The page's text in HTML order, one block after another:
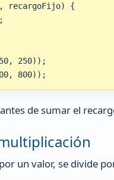
recargoFijo) {
250));
800));
de sumar el
un valor, se divide